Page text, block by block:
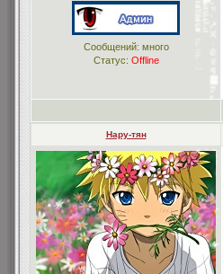
Сообщений: много
Статус: Offline
Нару-тян